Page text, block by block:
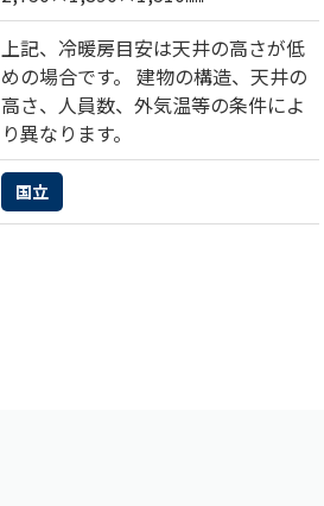
上記、冷暖房目安は天井の高さが低
めの場合です。 建物の構造、天井の
高さ、人員数、外気温等の条件によ
り異なります。
国立